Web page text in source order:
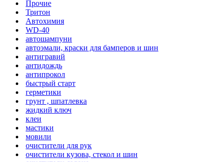
Прочие
Тритон
Автохимия
WD-40
автошампуни
автоэмали, краски для бамперов и шин
антигравий
антидождь
антипрокол
быстрый старт
герметики
грунт , шпатлевка
жидкий ключ
клеи
мастики
мовили
очистители для рук
очистители кузова, стекол и шин